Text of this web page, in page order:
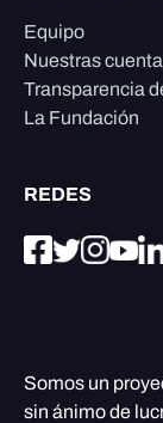
Equipo
Nuestras
Transparencia
La Fundación
REDES
Somos un
sin ánimo de